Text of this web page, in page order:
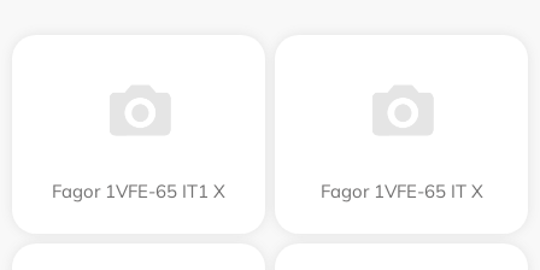
Fagor 1VFE-65 IT1 X Fagor 1VFE-65 IT X